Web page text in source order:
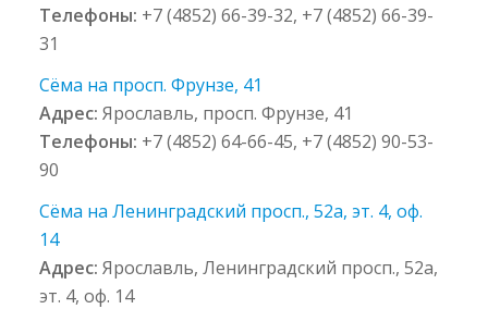
Телефоны: +7 (4852) 66-39-32, +7 (4852) 66-39-
31
Сёма на просп. Фрунзе, 41
Адрес:Ярославль, просп. Фрунзе, 41
Телефоны: +7 (4852) 64-66-45, +7 (4852) 90-53-
90
Сёма на Ленинградский просп., 52а, эт. 4, оф.
14
Адрес:Ярославль, Ленинградский просп., 52а,
эт. 4, оф. 14